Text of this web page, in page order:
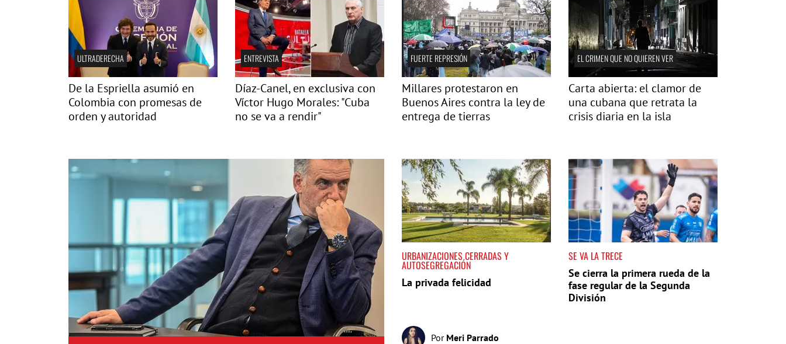
ULTRADERECHA
De la Espriella asumió en
Colombia con promesas de
orden y autoridad
ENTREVISTA
Díaz-Canel, en exclusiva con
Víctor Hugo Morales: "Cuba
no se va a rendir"
FUERTE REPRESIÓN
Millares protestaron en
Buenos Aires contra la ley de
entrega de tierras
EL CRIMEN QUE NO QUIEREN VER
Carta abierta: el clamor de
una cubana que retrata la
crisis diaria en la isla
URBANIZACIONES CERRADAS Y
AUTOSEGREGACIÓN
La privada felicidad
Por Meri Parrado
SE VA LA TRECE
Se cierra la primera rueda de la
fase regular de la Segunda
División